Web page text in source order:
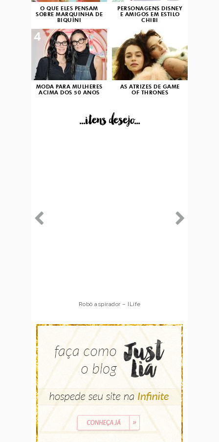
O QUE ELES PENSAM
SOBRE MARQUINHA DE
BIQUÍNI
PERSONAGENS DISNEY
E AMIGOS EM ESTILO
CHIBI
MODA PARA MULHERES
ACIMA DOS 50 ANOS
4
AS ATRIZES DE GAME
OF THRONES
...itens desejo...
Robô aspirador – ILife